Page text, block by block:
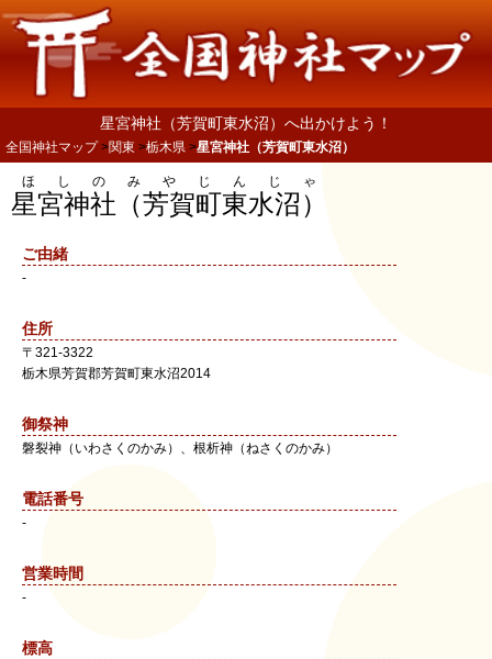
星宮神社（芳賀町東水沼）へ出かけよう！
全国神社マップ 関東 栃木県 星宮神社（芳賀町東水沼）
星宮神社（芳賀町東水沼）
ほしのみやじんじゃ
ご由緒
-
住所
〒 321-3322
栃木県芳賀郡芳賀町東水沼2014
御祭神
磐裂神（いわさくのかみ）、根析神（ねさくのかみ）
電話番号
-
営業時間
-
標高